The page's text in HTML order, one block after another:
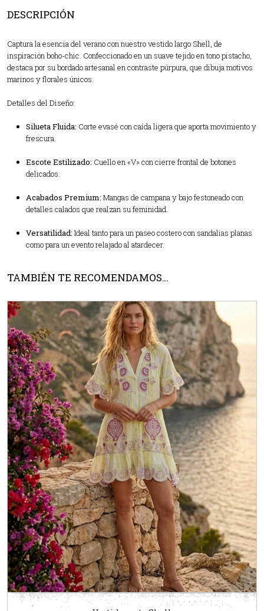
DESCRIPCIÓN
Captura la esencia del verano con nuestro vestido largo Shell, de
inspiración boho-chic. Confeccionado en un suave tejido en tono pistacho,
destaca por su bordado artesanal en contraste púrpura, que dibuja motivos
marinos y florales únicos.
Detalles del Diseño:
Silueta Fluida: Corte evasé con caída ligera que aporta movimiento y
frescura.
Escote Estilizado: Cuello en «V» con cierre frontal de botones
delicados.
Acabados Premium: Mangas de campana y bajo festoneado con
detalles calados que realzan su feminidad.
Versatilidad: Ideal tanto para un paseo costero con sandalias planas
como para un evento relajado al atardecer.
TAMBIÉN TE RECOMENDAMOS…